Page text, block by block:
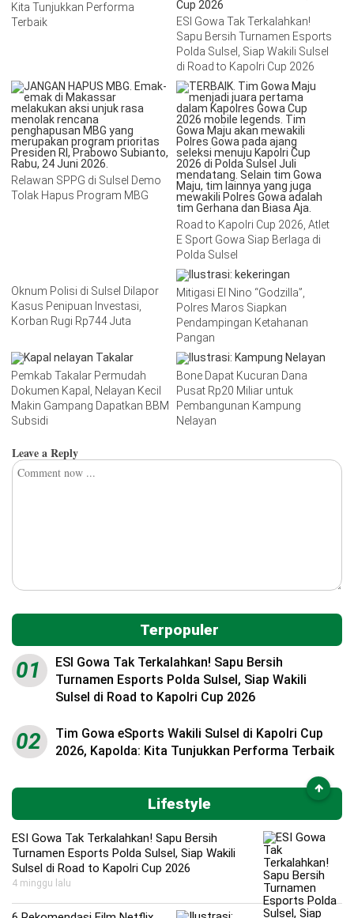
Kita Tunjukkan Performa
Terbaik
ESI Gowa Tak Terkalahkan!
Sapu Bersih Turnamen Esports
Polda Sulsel, Siap Wakili Sulsel
di Road to Kapolri Cup 2026
Relawan SPPG di Sulsel Demo
Tolak Hapus Program MBG
Road to Kapolri Cup 2026, Atlet
E Sport Gowa Siap Berlaga di
Polda Sulsel
Oknum Polisi di Sulsel Dilapor
Kasus Penipuan Investasi,
Korban Rugi Rp744 Juta
Mitigasi El Nino “Godzilla”,
Polres Maros Siapkan
Pendampingan Ketahanan
Pangan
Pemkab Takalar Permudah
Dokumen Kapal, Nelayan Kecil
Makin Gampang Dapatkan BBM
Subsidi
Bone Dapat Kucuran Dana
Pusat Rp20 Miliar untuk
Pembangunan Kampung
Nelayan
Leave a Reply
Terpopuler
01
ESI Gowa Tak Terkalahkan! Sapu Bersih
Turnamen Esports Polda Sulsel, Siap Wakili
Sulsel di Road to Kapolri Cup 2026
02
Tim Gowa eSports Wakili Sulsel di Kapolri Cup
2026, Kapolda: Kita Tunjukkan Performa Terbaik
Lifestyle
ESI Gowa Tak Terkalahkan! Sapu Bersih
Turnamen Esports Polda Sulsel, Siap Wakili
Sulsel di Road to Kapolri Cup 2026
4 minggu lalu